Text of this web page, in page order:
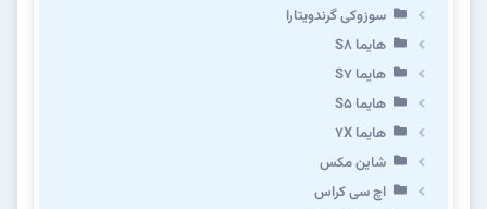
سوزوکی گرندویتارا
هایما S8
هایما S7
هایما S5
هایما 7X
شاین مکس
اچ سی کراس